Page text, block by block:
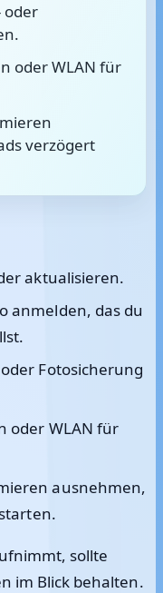
oder
oder WLAN für
verzögert
aktualisieren.
anmelden, das du
Fotosicherung
oder WLAN für
ausnehmen,
sollte
im Blick behalten.